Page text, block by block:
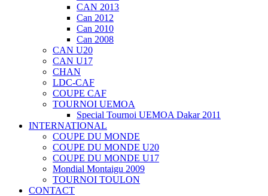
CAN 2013
Can 2012
Can 2010
Can 2008
CAN U20
CAN U17
CHAN
LDC-CAF
COUPE CAF
TOURNOI UEMOA
Special Tournoi UEMOA Dakar 2011
INTERNATIONAL
COUPE DU MONDE
COUPE DU MONDE U20
COUPE DU MONDE U17
Mondial Montaigu 2009
TOURNOI TOULON
CONTACT